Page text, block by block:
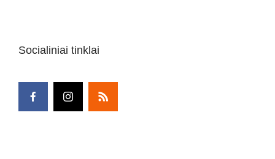
Socialiniai tinklai